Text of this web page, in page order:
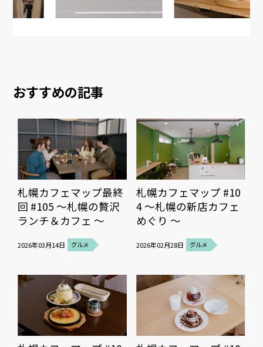
おすすめの記事
札幌カフェマップ最終
回 #105 ～札幌の贅沢
ランチ＆カフェ ～
2026年03月14日 グルメ
札幌カフェマップ #10
4 ～札幌の新店カフェ
めぐり ～
2026年02月28日 グルメ